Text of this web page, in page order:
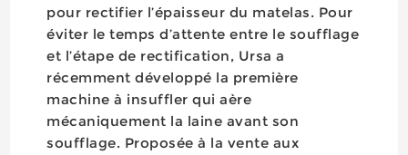
pour rectifier l’épaisseur du matelas. Pour
éviter le temps d’attente entre le soufflage
et l’étape de rectification, Ursa a
récemment développé la première
machine à insuffler qui aère
mécaniquement la laine avant son
soufflage. Proposée à la vente aux